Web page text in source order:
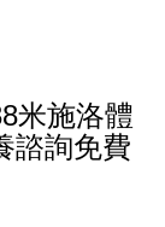
米施洛體
諮詢免費